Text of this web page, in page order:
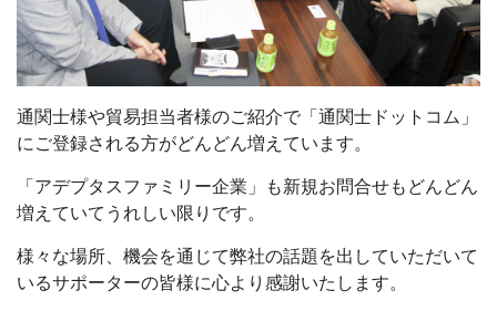
通関士様や貿易担当者様のご紹介で「通関士ドットコム」
にご登録される方がどんどん増えています。
「アデプタスファミリー企業」も新規お問合せもどんどん
増えていてうれしい限りです。
様々な場所、機会を通じて弊社の話題を出していただいて
いるサポーターの皆様に心より感謝いたします。